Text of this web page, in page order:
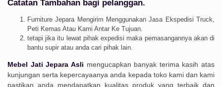
Catatan Tambahan bagi pelanggan.
Furniture Jepara Mengirim Menggunakan Jasa Ekspedisi Truck,
Peti Kemas Atau Kami Antar Ke Tujuan.
tetapi jika itu lewat pihak expedisi maka pemasangannya akan di
bantu supir atau anda cari pihak lain.
Mebel Jati Jepara Asli mengucapkan banyak terima kasih atas
kunjungan serta kepercayaanya anda kepada toko kami dan kami
pastikan anda mendapatkan kualitas produk yang terbaik dan